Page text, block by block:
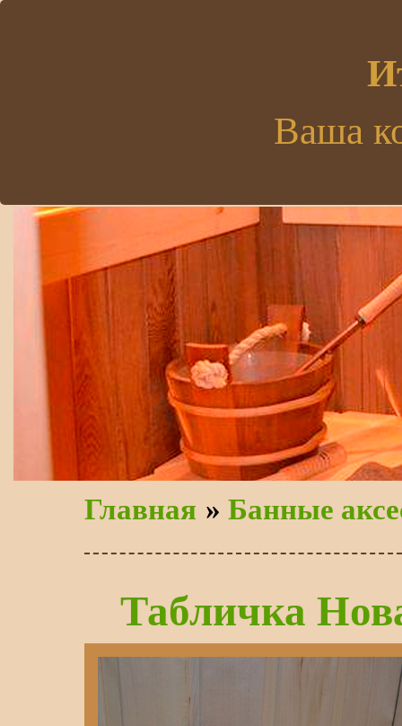
Главная »Банные
Табличка
Ваша